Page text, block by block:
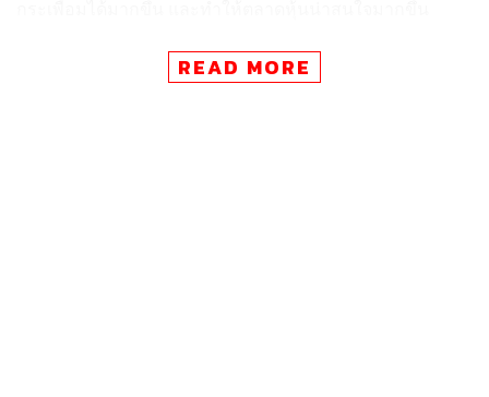
นอกจาก BlackRock แล้ว บริษัทอย่าง Schroders และ
Amundi ต่างก็ปรับมุมมองต่อหุ้นญี่ปุ่นขึ้นสู่ระดับ Neutral เช่น
READ MORE